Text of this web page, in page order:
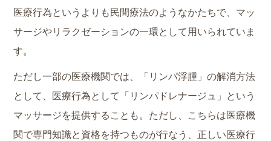
医療行為というよりも民間療法のようなかたちで、マッ
サージやリラクゼーションの一環として用いられていま
す。
ただし一部の医療機関では、「リンパ浮腫」の解消方法
として、医療行為として「リンパドレナージュ」という
マッサージを提供することも。ただし、こちらは医療機
関で専門知識と資格を持つものが行なう、正しい医療行